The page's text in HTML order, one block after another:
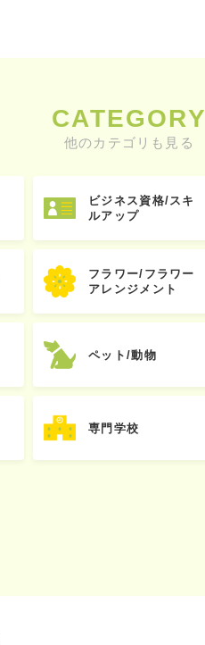
CATEGORY
他のカテゴリも見る
ビジネス資格/スキ
ルアップ
フラワー/フラワー
アレンジメント
ペット/動物
専門学校